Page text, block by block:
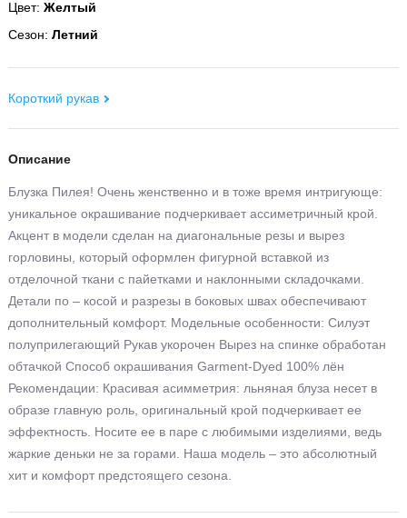
Цвет: Желтый
Сезон: Летний
Короткий рукав
Описание
Блузка Пилея! Очень женственно и в тоже время интригующе:
уникальное окрашивание подчеркивает ассиметричный крой.
Акцент в модели сделан на диагональные резы и вырез
горловины, который оформлен фигурной вставкой из
отделочной ткани с пайетками и наклонными складочками.
Детали по – косой и разрезы в боковых швах обеспечивают
дополнительный комфорт. Модельные особенности: Силуэт
полуприлегающий Рукав укорочен Вырез на спинке обработан
обтачкой Способ окрашивания Garment-Dyed 100% лён
Рекомендации: Красивая асимметрия: льняная блуза несет в
образе главную роль, оригинальный крой подчеркивает ее
эффектность. Носите ее в паре с любимыми изделиями, ведь
жаркие деньки не за горами. Наша модель – это абсолютный
хит и комфорт предстоящего сезона.